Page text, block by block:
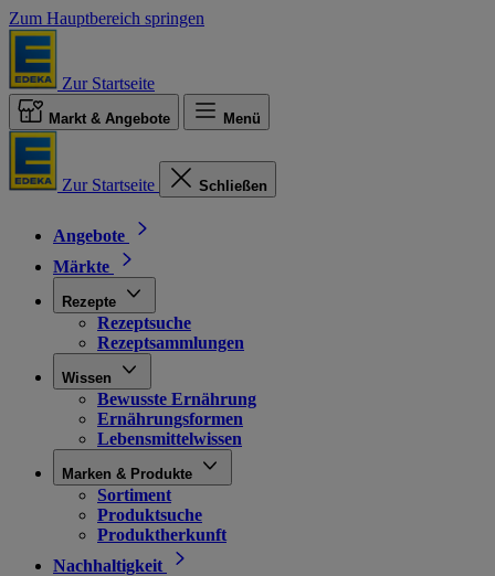
Zum Hauptbereich springen
Zur Startseite
Markt & Angebote Menü
Zur Startseite Schließen
Angebote
Märkte
Rezepte
Rezeptsuche
Rezeptsammlungen
Wissen
Bewusste Ernährung
Ernährungsformen
Lebensmittelwissen
Marken & Produkte
Sortiment
Produktsuche
Produktherkunft
Nachhaltigkeit